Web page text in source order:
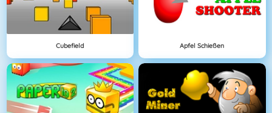
Cubefield Apfel Schießen